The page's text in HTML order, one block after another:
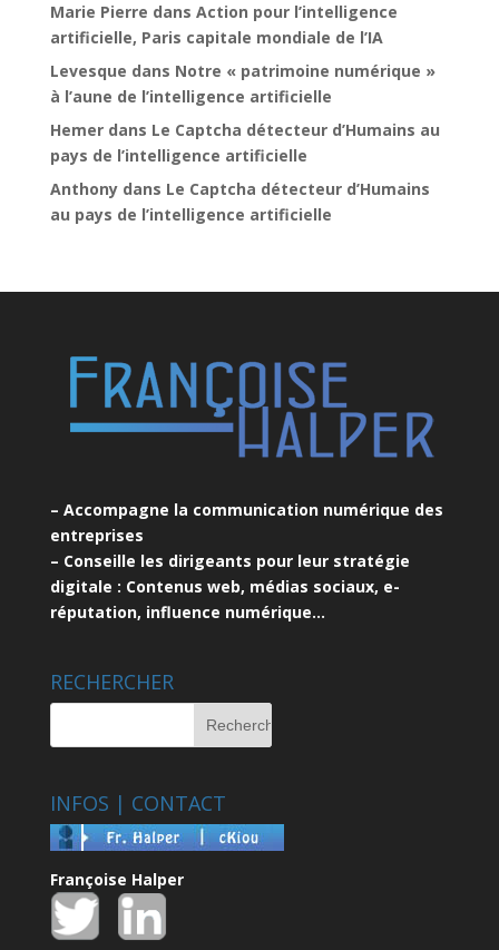
Marie Pierre dans Action pour l’intelligence
artificielle, Paris capitale mondiale de l’IA
Levesque dans Notre « patrimoine numérique »
à l’aune de l’intelligence artificielle
Hemerdans Le Captcha détecteur d’Humains au
pays de l’intelligence artificielle
Anthonydans Le Captcha détecteur d’Humains
au pays de l’intelligence artificielle
– Accompagne la communication numérique des
entreprises
– Conseille les dirigeants pour leur stratégie
digitale : Contenus web, médias sociaux, e-
réputation, influence numérique…
RECHERCHER
INFOS | CONTACT
Françoise Halper